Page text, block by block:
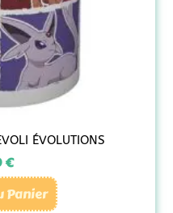
ÉVOLUTIONS
€
Panier